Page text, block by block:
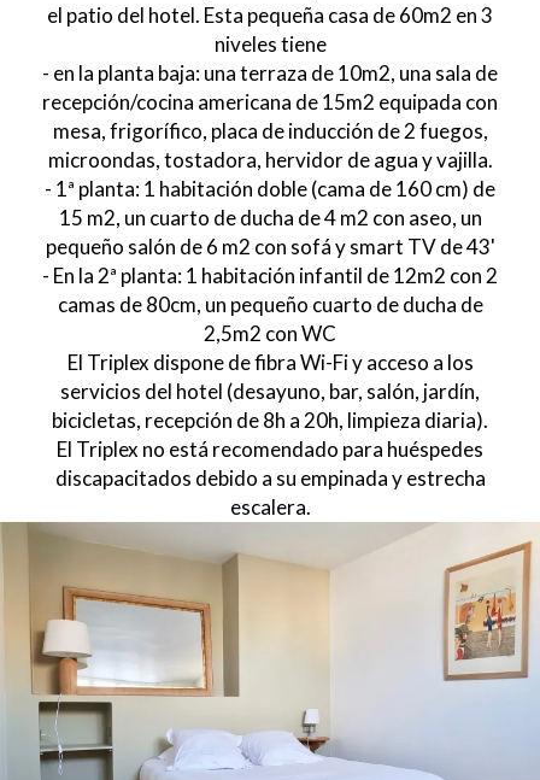
el patio del hotel. Esta pequeña casa de 60m2 en 3
niveles tiene
- en la planta baja: una terraza de 10m2, una sala de
recepción/cocina americana de 15m2 equipada con
mesa, frigorífico, placa de inducción de 2 fuegos,
microondas, tostadora, hervidor de agua y vajilla.
- 1ª planta: 1 habitación doble (cama de 160 cm) de
15 m2, un cuarto de ducha de 4 m2 con aseo, un
pequeño salón de 6 m2 con sofá y smart TV de 43'
- En la 2ª planta: 1 habitación infantil de 12m2 con 2
camas de 80cm, un pequeño cuarto de ducha de
2,5m2 con WC
El Triplex dispone de fibra Wi-Fi y acceso a los
servicios del hotel (desayuno, bar, salón, jardín,
bicicletas, recepción de 8h a 20h, limpieza diaria).
El Triplex no está recomendado para huéspedes
discapacitados debido a su empinada y estrecha
escalera.